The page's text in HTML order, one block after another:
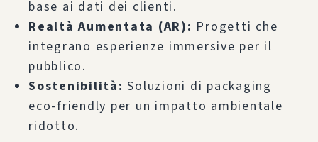
base ai dati dei clienti.
Realtà Aumentata (AR): Progetti che
integrano esperienze immersive per il
pubblico.
Sostenibilità: Soluzioni di packaging
eco-friendly per un impatto ambientale
ridotto.